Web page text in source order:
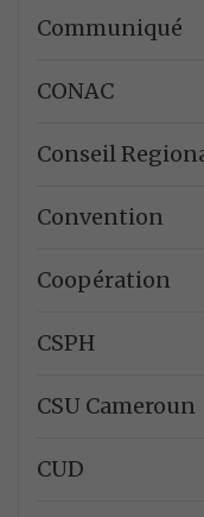
Communiqué
CONAC
Conseil
Convention
Coopération
CSPH
CSU Cameroun
CUD